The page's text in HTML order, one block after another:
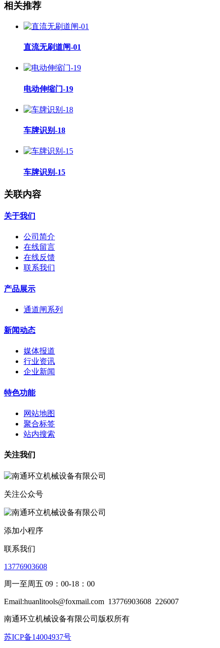
相关推荐
直流无刷道闸-01
电动伸缩门-19
车牌识别-18
车牌识别-15
关联内容
关于我们
公司简介
在线留言
在线反馈
联系我们
产品展示
通道闸系列
新闻动态
媒体报道
行业资讯
企业新闻
特色功能
网站地图
聚合标签
站内搜索
关注我们
关注公众号
添加小程序
联系我们
13776903608
周一至周五 09：00-18：00
Email:huanlitools@foxmail.com 13776903608 226007
南通环立机械设备有限公司版权所有
苏ICP备14004937号